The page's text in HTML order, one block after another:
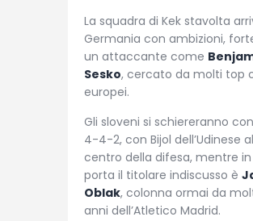
La squadra di Kek stavolta
Germania con ambizioni,
un attaccante come
Sesko, cercato da molti top
europei.
Gli sloveni si schiereranno
4-4-2, con Bijol dell’Udinese al
centro della difesa, mentre in
porta il titolare indiscusso è
Oblak, colonna ormai da
anni dell’Atletico Madrid.